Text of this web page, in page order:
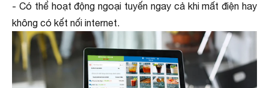
- Có thể hoạt động ngoại tuyến ngay cả khi mất điện hay
không có kết nối internet.